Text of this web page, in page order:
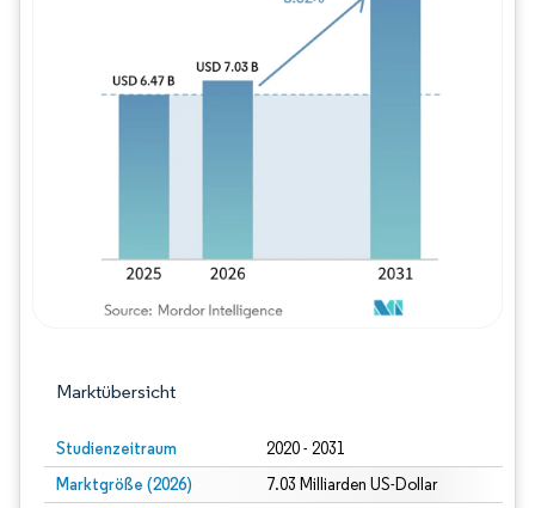
Marktübersicht
Studienzeitraum 2020 - 2031
Marktgröße (2026) 7.03 Milliarden US-Dollar